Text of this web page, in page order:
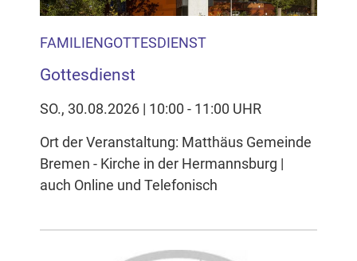
FAMILIENGOTTESDIENST
Gottesdienst
SO., 30.08.2026 | 10:00 - 11:00 UHR
Ort der Veranstaltung: Matthäus Gemeinde
Bremen - Kirche in der Hermannsburg |
auch Online und Telefonisch